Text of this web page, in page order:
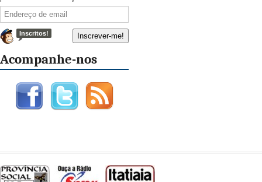
Inscritos!
Acompanhe-nos